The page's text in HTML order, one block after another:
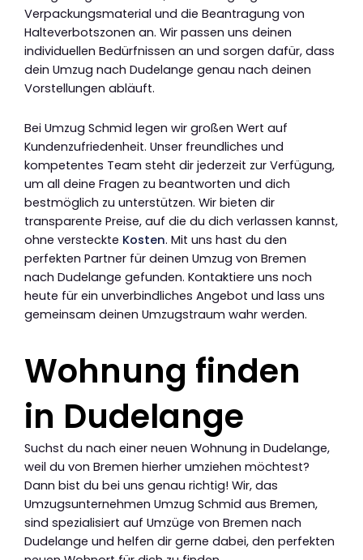
Verpackungsmaterial und die Beantragung von
Halteverbotszonen an. Wir passen uns deinen
individuellen Bedürfnissen an und sorgen dafür, dass
dein Umzug nach Dudelange genau nach deinen
Vorstellungen abläuft.
Bei Umzug Schmid legen wir großen Wert auf
Kundenzufriedenheit. Unser freundliches und
kompetentes Team steht dir jederzeit zur Verfügung,
um all deine Fragen zu beantworten und dich
bestmöglich zu unterstützen. Wir bieten dir
transparente Preise, auf die du dich verlassen kannst,
ohne versteckte Kosten. Mit uns hast du den
perfekten Partner für deinen Umzug von Bremen
nach Dudelange gefunden. Kontaktiere uns noch
heute für ein unverbindliches Angebot und lass uns
gemeinsam deinen Umzugstraum wahr werden.
Wohnung finden
in Dudelange
Suchst du nach einer neuen Wohnung in Dudelange,
weil du von Bremen hierher umziehen möchtest?
Dann bist du bei uns genau richtig! Wir, das
Umzugsunternehmen Umzug Schmid aus Bremen,
sind spezialisiert auf Umzüge von Bremen nach
Dudelange und helfen dir gerne dabei, den perfekten